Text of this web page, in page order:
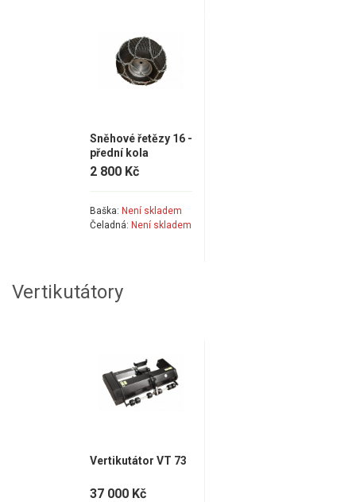
Sněhové řetězy 16 -
přední kola
2 800 Kč
Baška: Není skladem
Čeladná: Není skladem
Vertikutátory
Vertikutátor VT 73
37 000 Kč